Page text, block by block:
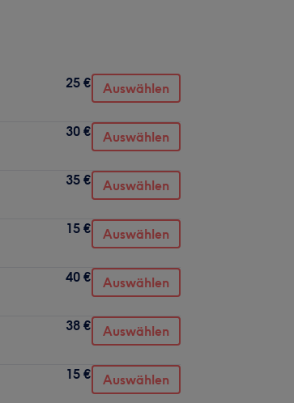
25 € Auswählen
30 € Auswählen
35 € Auswählen
15 € Auswählen
40 € Auswählen
38 € Auswählen
15 € Auswählen